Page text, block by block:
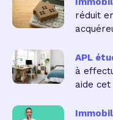
réduit
APL
à
aide cet